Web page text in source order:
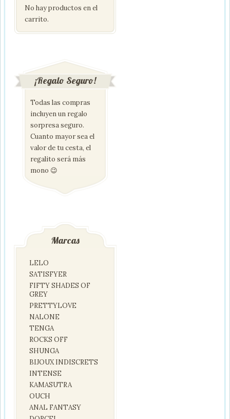
No hay productos en el
carrito.
¡Regalo Seguro!
Todas las compras
incluyen un regalo
sorpresa seguro.
Cuanto mayor sea el
valor de tu cesta, el
regalito será más
mono 😉
Marcas
LELO
SATISFYER
FIFTY SHADES OF
GREY
PRETTYLOVE
NALONE
TENGA
ROCKS OFF
SHUNGA
BIJOUX INDISCRETS
INTENSE
KAMASUTRA
OUCH
ANAL FANTASY